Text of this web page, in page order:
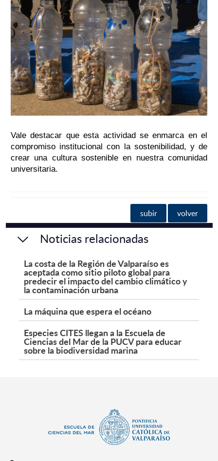
Vale destacar que esta actividad se enmarca en el
compromiso institucional con la sostenibilidad, y de
crear una cultura sostenible en nuestra comunidad
universitaria.
subir volver
Noticias relacionadas
La costa de la Región de Valparaíso es
aceptada como sitio piloto global para
predecir el impacto del cambio climático y
la contaminación urbana
La máquina que espera el océano
Especies CITES llegan a la Escuela de
Ciencias del Mar de la PUCV para educar
sobre la biodiversidad marina